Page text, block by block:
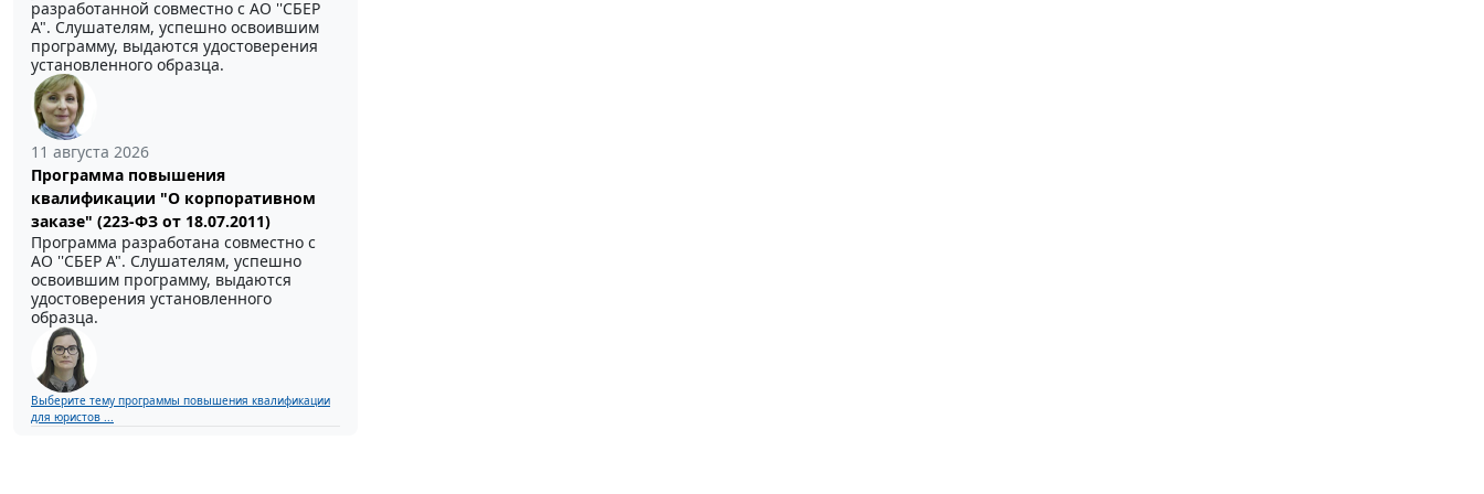
разработанной совместно с АО ''СБЕР
А". Слушателям, успешно освоившим
программу, выдаются удостоверения
установленного образца.
11 августа 2026
Программа повышения
квалификации "О корпоративном
заказе" (223-ФЗ от 18.07.2011)
Программа разработана совместно с
АО ''СБЕР А". Слушателям, успешно
освоившим программу, выдаются
удостоверения установленного
образца.
Выберите тему программы повышения квалификации
для юристов ...